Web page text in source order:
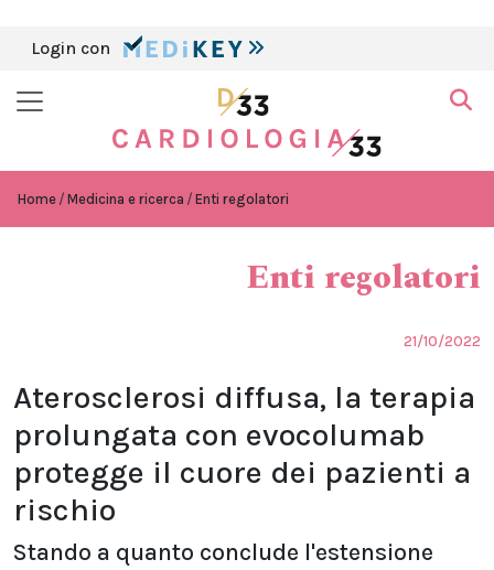
Login con
Home Medicina e ricerca Enti regolatori
Enti regolatori
21/10/2022
Aterosclerosi diffusa, la terapia
prolungata con evocolumab
protegge il cuore dei pazienti a
rischio
Stando a quanto conclude l'estensione